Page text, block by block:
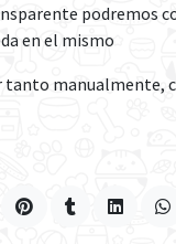
podremos
en el mismo
tanto manualmente,